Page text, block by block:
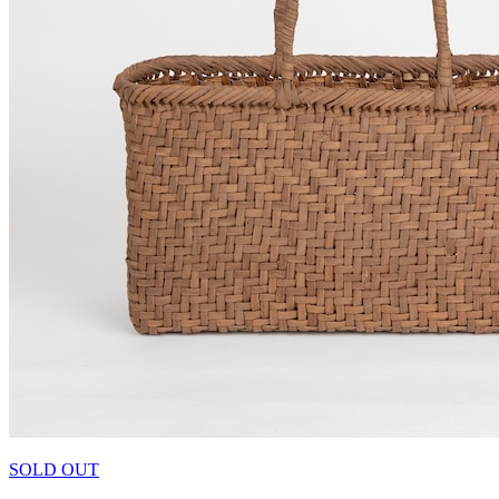
SOLD OUT